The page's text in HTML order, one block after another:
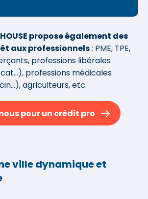
propose également des
aux professionnels: PME, TPE,
professions libérales
professions médicales
agriculteurs, etc.
pour un crédit pro
ville dynamique et